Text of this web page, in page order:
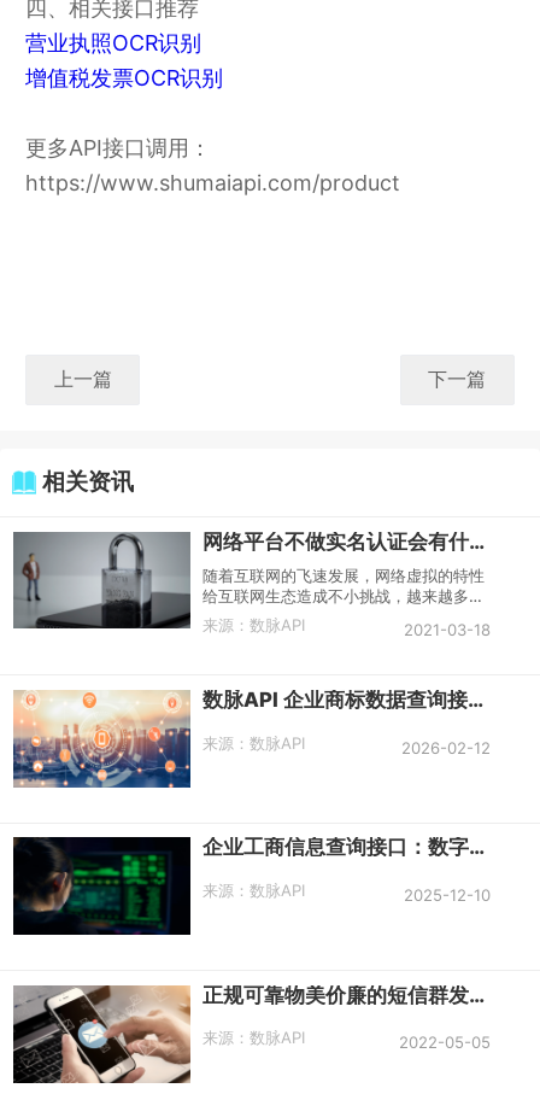
四、相关接口推荐
营业执照OCR识别
增值税发票OCR识别
更多API接口调用：
https://www.shumaiapi.com/product
上一篇 下一篇
相关资讯
网络平台不做实名认证会有什么风险？
随着互联网的飞速发展，网络虚拟的特性
给互联网生态造成不小挑战，越来越多的
网络平台开始提供身份实名认证功能，但
依然还有不少平台处于“裸奔”状态，有极
来源：数脉API 2021-03-18
数脉API 企业商标数据查询接口调用
来源：数脉API 2026-02-12
企业工商信息查询接口：数字化时代的商业情报核心引擎
来源：数脉API 2025-12-10
正规可靠物美价廉的短信群发方式有哪些
来源：数脉API 2022-05-05